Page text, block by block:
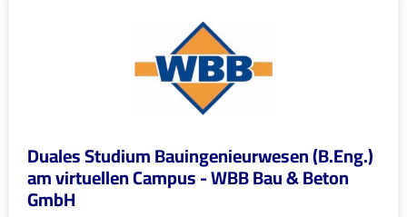
Duales Studium Bauingenieurwesen (B.Eng.)
am virtuellen Campus - WBB Bau & Beton
GmbH